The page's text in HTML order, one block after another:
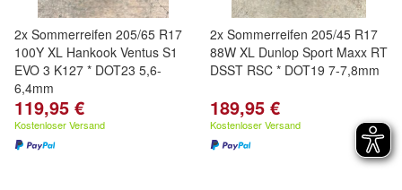
2x Sommerreifen 205/65 R17
100Y XL Hankook Ventus S1
EVO 3 K127 * DOT23 5,6-
6,4mm
119,95 €
Kostenloser Versand
2x Sommerreifen 205/45 R17
88W XL Dunlop Sport Maxx RT
DSST RSC * DOT19 7-7,8mm
189,95 €
Kostenloser Versand